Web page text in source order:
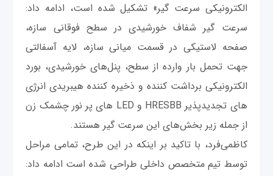
الکترونیکی سرعت گیر» تشکیل شده است،‌ ادامه داد:
سرعت گیر شفاف خورشیدی در سطح فوقانی سازه،
صفحه لاستیکی در قسمت میانی سازه، لایه آسفالتی
جهت تحمل بار وارده از سطح، پنل‌های خورشیدی، بورد
الکترونیکی برداشت کننده و ذخیره کننده هیبریدی انرژی
های تجدیدپذیر HRESBB و LED های پر نور چشمک زن
از جمله زیر بخش‌های این سرعت گیر هستند.
کاظمی‌فرد، با تاکید بر اینکه در این طرح، تمامی مراحل
توسط تیم متخصص داخلی طراحی شده است ادامه داد: